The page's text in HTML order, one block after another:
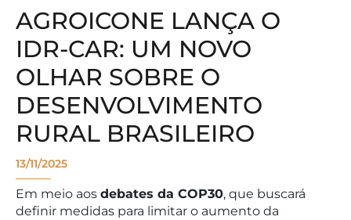
AGROICONE LANÇA O
IDR-CAR: UM NOVO
OLHAR SOBRE O
DESENVOLVIMENTO
RURAL BRASILEIRO
13/11/2025
Em meio aos debates da COP30, que buscará
definir medidas para limitar o aumento da